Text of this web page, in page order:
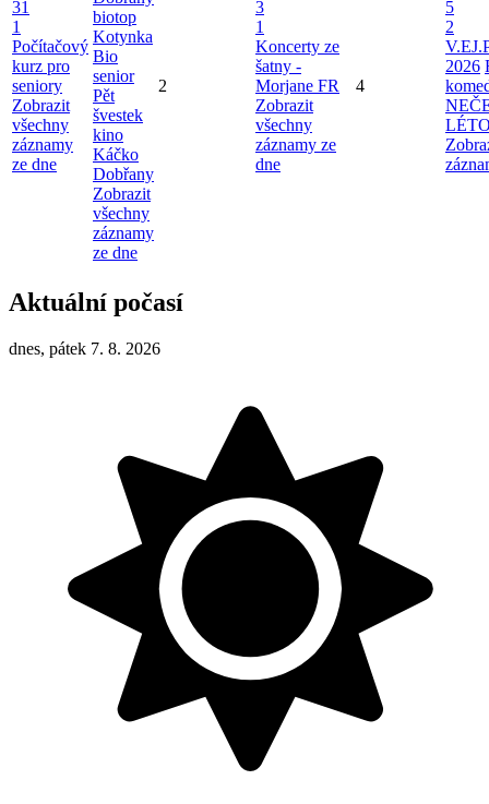
31
1
Počítačový
kurz pro
seniory
Zobrazit
všechny
záznamy
ze dne
biotop
Kotynka
Bio
senior
Pět
švestek
kino
Káčko
Dobřany
Zobrazit
všechny
záznamy
ze dne
2
3
1
Koncerty ze
šatny -
Morjane FR
Zobrazit
všechny
záznamy ze
dne
4
5
2
2026
Aktuální počasí
dnes, pátek 7. 8. 2026